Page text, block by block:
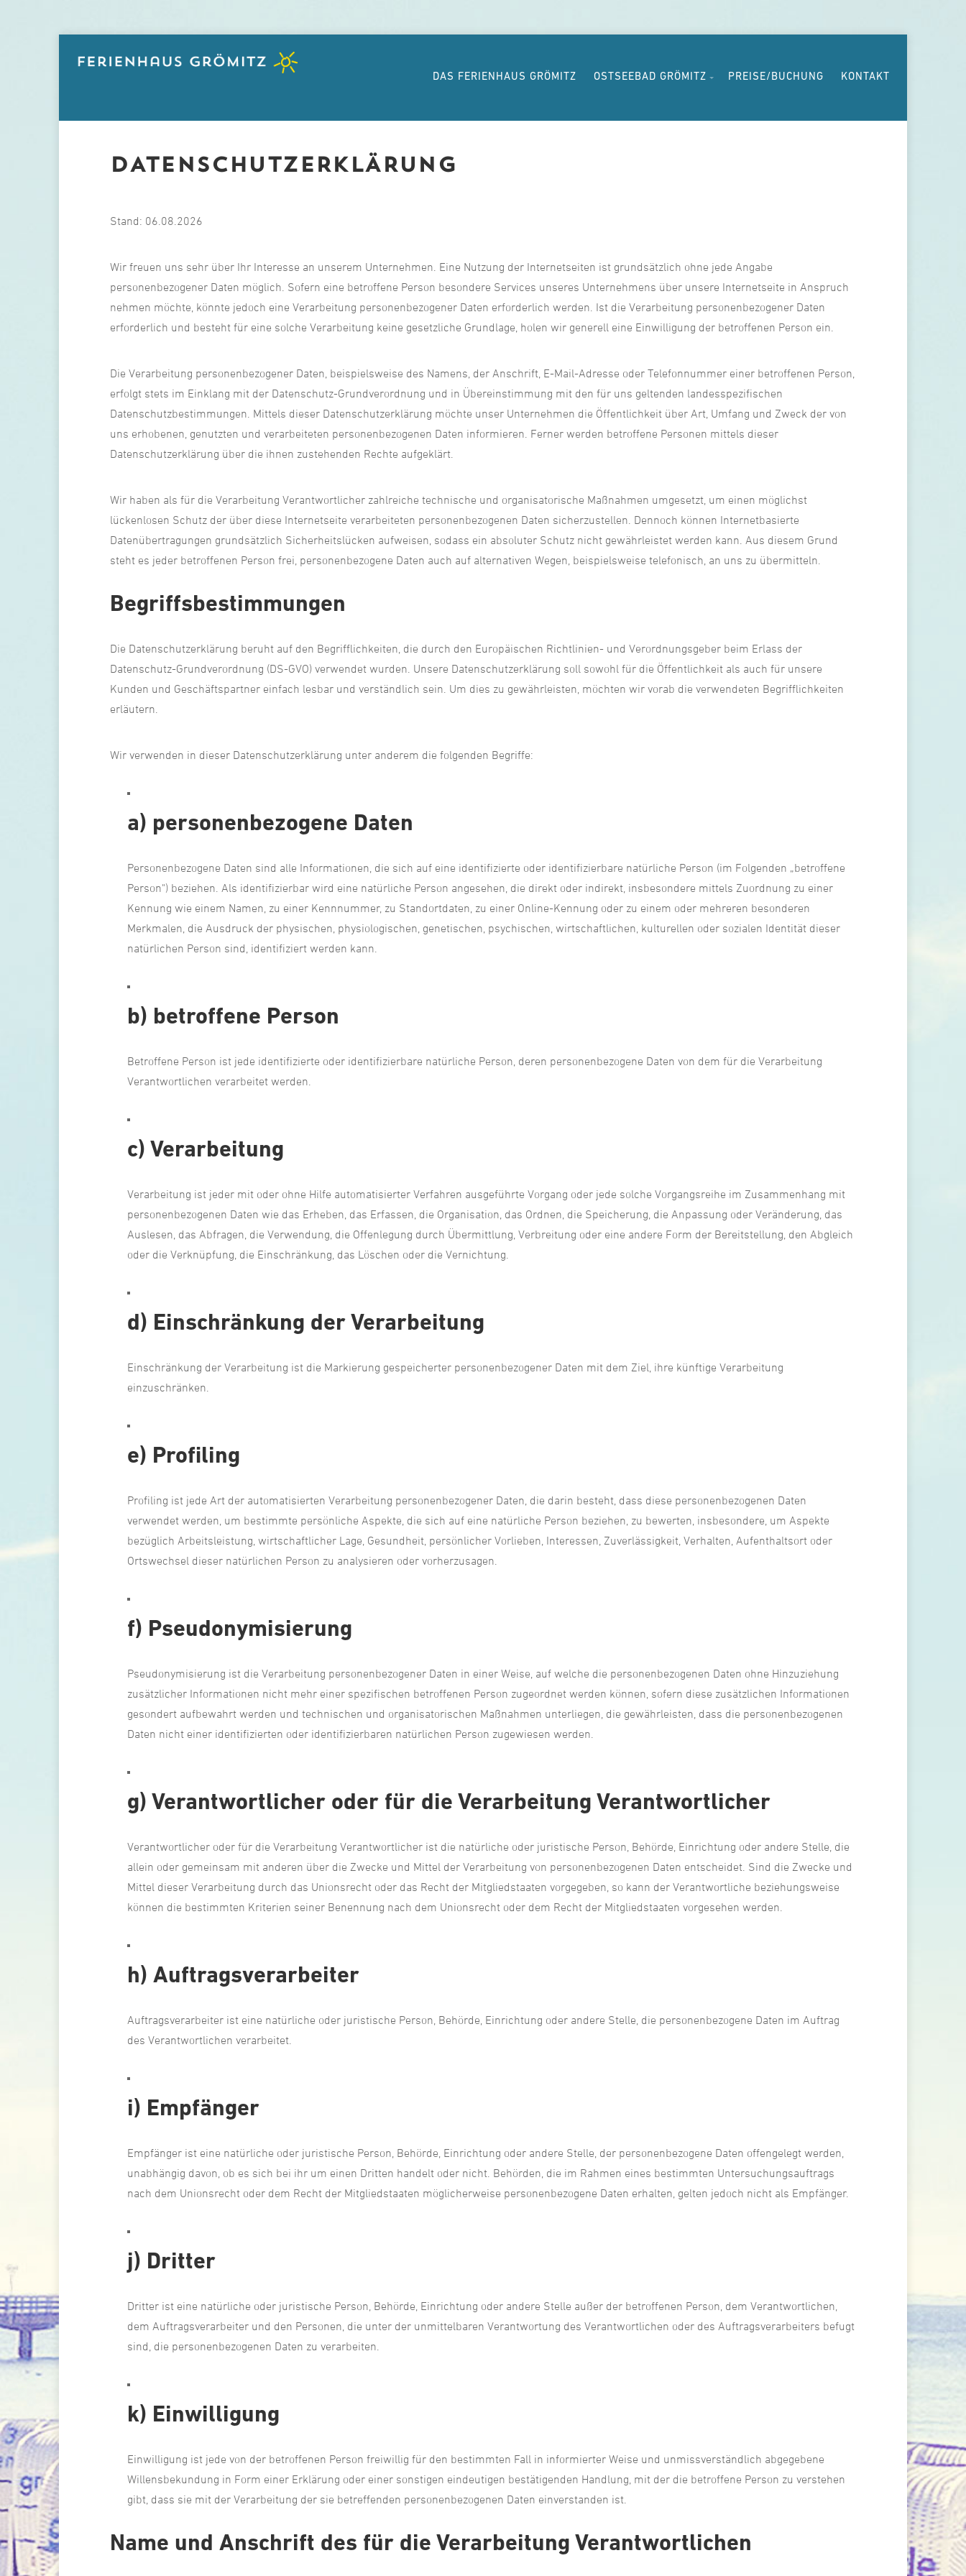
DAS FERIENHAUS GRÖMITZ OSTSEEBAD GRÖMITZ PREISE/BUCHUNG KONTAKT
DATENSCHUTZERKLÄRUNG
Stand: 06.08.2026
Wir freuen uns sehr über Ihr Interesse an unserem Unternehmen. Eine Nutzung der Internetseiten ist grundsätzlich ohne jede Angabe
personenbezogener Daten möglich. Sofern eine betroffene Person besondere Services unseres Unternehmens über unsere Internetseite in Anspruch
nehmen möchte, könnte jedoch eine Verarbeitung personenbezogener Daten erforderlich werden. Ist die Verarbeitung personenbezogener Daten
erforderlich und besteht für eine solche Verarbeitung keine gesetzliche Grundlage, holen wir generell eine Einwilligung der betroffenen Person ein.
Die Verarbeitung personenbezogener Daten, beispielsweise des Namens, der Anschrift, E-Mail-Adresse oder Telefonnummer einer betroffenen Person,
erfolgt stets im Einklang mit der Datenschutz-Grundverordnung und in Übereinstimmung mit den für uns geltenden landesspezifischen
Datenschutzbestimmungen. Mittels dieser Datenschutzerklärung möchte unser Unternehmen die Öffentlichkeit über Art, Umfang und Zweck der von
uns erhobenen, genutzten und verarbeiteten personenbezogenen Daten informieren. Ferner werden betroffene Personen mittels dieser
Datenschutzerklärung über die ihnen zustehenden Rechte aufgeklärt.
Wir haben als für die Verarbeitung Verantwortlicher zahlreiche technische und organisatorische Maßnahmen umgesetzt, um einen möglichst
lückenlosen Schutz der über diese Internetseite verarbeiteten personenbezogenen Daten sicherzustellen. Dennoch können Internetbasierte
Datenübertragungen grundsätzlich Sicherheitslücken aufweisen, sodass ein absoluter Schutz nicht gewährleistet werden kann. Aus diesem Grund
steht es jeder betroffenen Person frei, personenbezogene Daten auch auf alternativen Wegen, beispielsweise telefonisch, an uns zu übermitteln.
Begriffsbestimmungen
Die Datenschutzerklärung beruht auf den Begrifflichkeiten, die durch den Europäischen Richtlinien- und Verordnungsgeber beim Erlass der
Datenschutz-Grundverordnung (DS-GVO) verwendet wurden. Unsere Datenschutzerklärung soll sowohl für die Öffentlichkeit als auch für unsere
Kunden und Geschäftspartner einfach lesbar und verständlich sein. Um dies zu gewährleisten, möchten wir vorab die verwendeten Begrifflichkeiten
erläutern.
Wir verwenden in dieser Datenschutzerklärung unter anderem die folgenden Begriffe:
a) personenbezogene Daten
Personenbezogene Daten sind alle Informationen, die sich auf eine identifizierte oder identifizierbare natürliche Person (im Folgenden „betroffene
Person") beziehen. Als identifizierbar wird eine natürliche Person angesehen, die direkt oder indirekt, insbesondere mittels Zuordnung zu einer
Kennung wie einem Namen, zu einer Kennnummer, zu Standortdaten, zu einer Online-Kennung oder zu einem oder mehreren besonderen
Merkmalen, die Ausdruck der physischen, physiologischen, genetischen, psychischen, wirtschaftlichen, kulturellen oder sozialen Identität dieser
natürlichen Person sind, identifiziert werden kann.
b) betroffene Person
Betroffene Person ist jede identifizierte oder identifizierbare natürliche Person, deren personenbezogene Daten von dem für die Verarbeitung
Verantwortlichen verarbeitet werden.
c) Verarbeitung
Verarbeitung ist jeder mit oder ohne Hilfe automatisierter Verfahren ausgeführte Vorgang oder jede solche Vorgangsreihe im Zusammenhang mit
personenbezogenen Daten wie das Erheben, das Erfassen, die Organisation, das Ordnen, die Speicherung, die Anpassung oder Veränderung, das
Auslesen, das Abfragen, die Verwendung, die Offenlegung durch Übermittlung, Verbreitung oder eine andere Form der Bereitstellung, den Abgleich
oder die Verknüpfung, die Einschränkung, das Löschen oder die Vernichtung.
d) Einschränkung der Verarbeitung
Einschränkung der Verarbeitung ist die Markierung gespeicherter personenbezogener Daten mit dem Ziel, ihre künftige Verarbeitung
einzuschränken.
e) Profiling
Profiling ist jede Art der automatisierten Verarbeitung personenbezogener Daten, die darin besteht, dass diese personenbezogenen Daten
verwendet werden, um bestimmte persönliche Aspekte, die sich auf eine natürliche Person beziehen, zu bewerten, insbesondere, um Aspekte
bezüglich Arbeitsleistung, wirtschaftlicher Lage, Gesundheit, persönlicher Vorlieben, Interessen, Zuverlässigkeit, Verhalten, Aufenthaltsort oder
Ortswechsel dieser natürlichen Person zu analysieren oder vorherzusagen.
f) Pseudonymisierung
Pseudonymisierung ist die Verarbeitung personenbezogener Daten in einer Weise, auf welche die personenbezogenen Daten ohne Hinzuziehung
zusätzlicher Informationen nicht mehr einer spezifischen betroffenen Person zugeordnet werden können, sofern diese zusätzlichen Informationen
gesondert aufbewahrt werden und technischen und organisatorischen Maßnahmen unterliegen, die gewährleisten, dass die personenbezogenen
Daten nicht einer identifizierten oder identifizierbaren natürlichen Person zugewiesen werden.
g) Verantwortlicher oder für die Verarbeitung Verantwortlicher
Verantwortlicher oder für die Verarbeitung Verantwortlicher ist die natürliche oder juristische Person, Behörde, Einrichtung oder andere Stelle, die
allein oder gemeinsam mit anderen über die Zwecke und Mittel der Verarbeitung von personenbezogenen Daten entscheidet. Sind die Zwecke und
Mittel dieser Verarbeitung durch das Unionsrecht oder das Recht der Mitgliedstaaten vorgegeben, so kann der Verantwortliche beziehungsweise
können die bestimmten Kriterien seiner Benennung nach dem Unionsrecht oder dem Recht der Mitgliedstaaten vorgesehen werden.
h) Auftragsverarbeiter
Auftragsverarbeiter ist eine natürliche oder juristische Person, Behörde, Einrichtung oder andere Stelle, die personenbezogene Daten im Auftrag
des Verantwortlichen verarbeitet.
i) Empfänger
Empfänger ist eine natürliche oder juristische Person, Behörde, Einrichtung oder andere Stelle, der personenbezogene Daten offengelegt werden,
unabhängig davon, ob es sich bei ihr um einen Dritten handelt oder nicht. Behörden, die im Rahmen eines bestimmten Untersuchungsauftrags
nach dem Unionsrecht oder dem Recht der Mitgliedstaaten möglicherweise personenbezogene Daten erhalten, gelten jedoch nicht als Empfänger.
j) Dritter
Dritter ist eine natürliche oder juristische Person, Behörde, Einrichtung oder andere Stelle außer der betroffenen Person, dem Verantwortlichen,
dem Auftragsverarbeiter und den Personen, die unter der unmittelbaren Verantwortung des Verantwortlichen oder des Auftragsverarbeiters befugt
sind, die personenbezogenen Daten zu verarbeiten.
k) Einwilligung
Einwilligung ist jede von der betroffenen Person freiwillig für den bestimmten Fall in informierter Weise und unmissverständlich abgegebene
Willensbekundung in Form einer Erklärung oder einer sonstigen eindeutigen bestätigenden Handlung, mit der die betroffene Person zu verstehen
gibt, dass sie mit der Verarbeitung der sie betreffenden personenbezogenen Daten einverstanden ist.
Name und Anschrift des für die Verarbeitung Verantwortlichen